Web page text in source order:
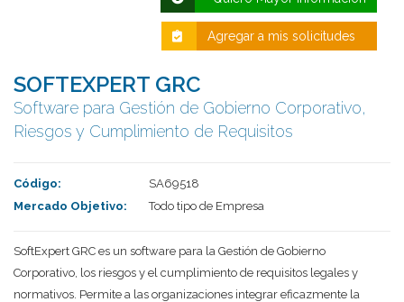
Deseo recibir información de otros Productos /
Al enviar este formulario aceptas nuestra
política de tratamiento datos personales.
Agregar a mis solicitudes
SOFTEXPERT GRC
Software para Gestión de Gobierno Corporativo,
Riesgos y Cumplimiento de Requisitos
Código:
SA69518
Mercado Objetivo:
Todo tipo de Empresa
SoftExpert GRC es un software para la Gestión de Gobierno
Corporativo, los riesgos y el cumplimiento de requisitos legales y
normativos. Permite a las organizaciones integrar eficazmente la